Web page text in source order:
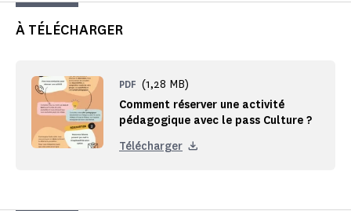
À TÉLÉCHARGER
Comment réserver une activité
pédagogique avec le pass Culture ?
PDF (1,28 MB)
Télécharger